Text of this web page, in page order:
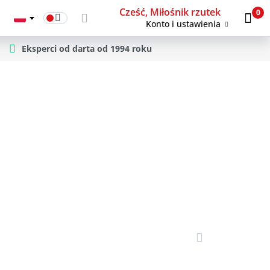
Cześć, Miłośnik rzutek
Konto i ustawienia
0
Eksperci od darta od 1994 roku